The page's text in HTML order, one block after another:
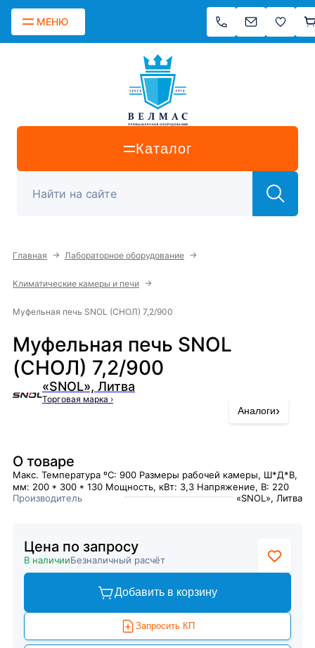
МЕНЮ
Каталог
Главная → Лабораторное оборудование →
Климатические камеры и печи →
Муфельная печь SNOL (СНОЛ) 7,2/900
Муфельная печь SNOL
(СНОЛ) 7,2/900
«SNOL», Литва
Торговая марка ›
Аналоги›
О товаре
Макс. Температура ºC: 900 Размеры рабочей камеры, Ш*Д*В,
мм: 200 * 300 * 130 Мощность, кВт: 3,3 Напряжение, В: 220
Производитель
«SNOL», Литва
Цена по запросу
В наличииБезналичный расчёт
Добавить в корзину
Запросить КП